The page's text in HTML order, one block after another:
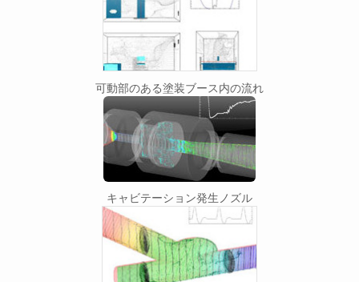
可動部のある塗装ブース内の流れ
キャビテーション発生ノズル